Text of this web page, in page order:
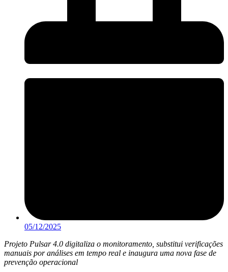
05/12/2025
Projeto Pulsar 4.0 digitaliza o monitoramento, substitui verificações
manuais por análises em tempo real e inaugura uma nova fase de
prevenção operacional